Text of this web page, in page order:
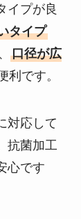
イプが良
タイプ
口径が広
利です。
対応して
抗菌加工
心です